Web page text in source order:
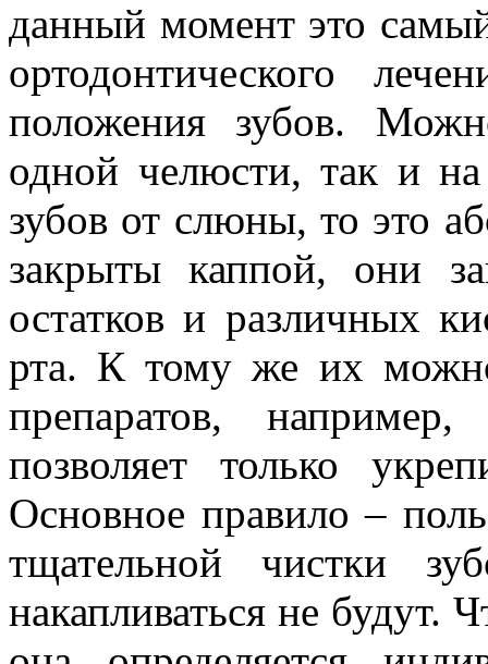
данный момент это
ортодонтического
положения зубов.
одной челюсти, так и на
зубов от слюны, то это
закрыты каппой, они
остатков и различных
рта. К тому же их
препаратов,
позволяет только
Основное правило –
тщательной чистки
накапливаться не будут.